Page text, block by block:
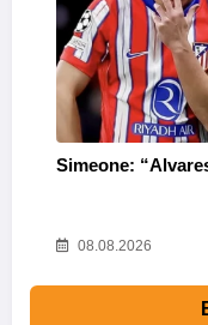
Simeone:
08.08.2026